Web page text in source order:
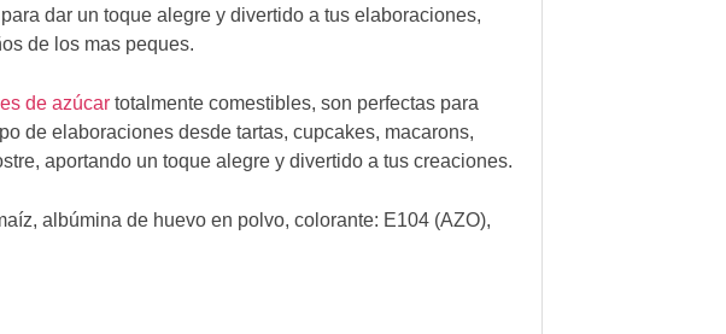
dar un toque alegre y divertido a tus elaboraciones,
de los mas peques.
de azúcartotalmente comestibles, son perfectas para
de elaboraciones desde tartas, cupcakes, macarons,
aportando un toque alegre y divertido a tus creaciones.
albúmina de huevo en polvo, colorante: E104 (AZO),